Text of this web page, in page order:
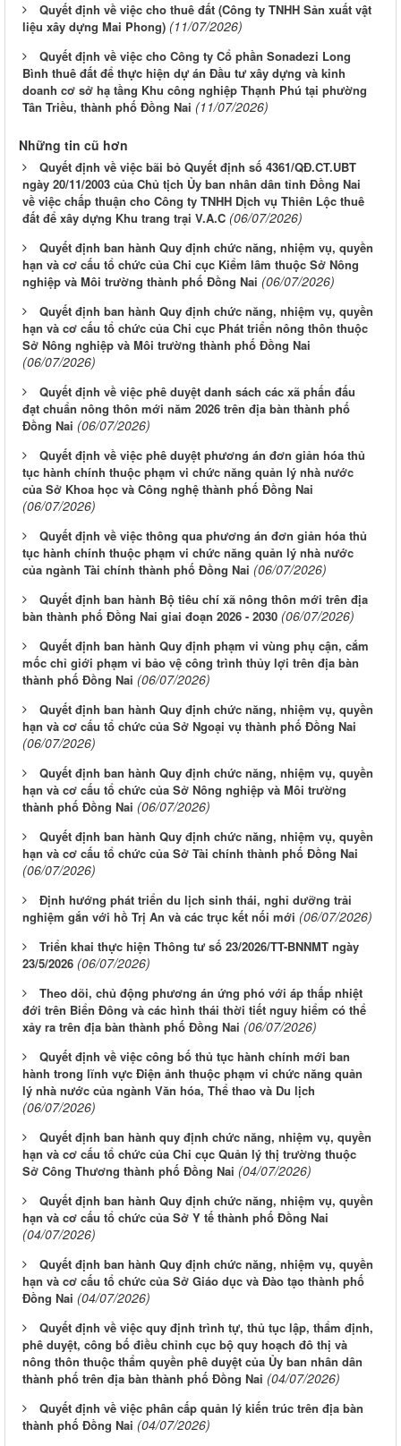
Quyết định về việc cho thuê đất (Công ty TNHH Sản xuất vật
liệu xây dựng Mai Phong) (11/07/2026)
Quyết định về việc cho Công ty Cổ phần Sonadezi Long
Bình thuê đất để thực hiện dự án Đầu tư xây dựng và kinh
doanh cơ sở hạ tầng Khu công nghiệp Thạnh Phú tại phường
Tân Triều, thành phố Đồng Nai (11/07/2026)
Những tin cũ hơn
Quyết định về việc bãi bỏ Quyết định số 4361/QĐ.CT.UBT
ngày 20/11/2003 của Chủ tịch Ủy ban nhân dân tỉnh Đồng Nai
về việc chấp thuận cho Công ty TNHH Dịch vụ Thiên Lộc thuê
đất để xây dựng Khu trang trại V.A.C (06/07/2026)
Quyết định ban hành Quy định chức năng, nhiệm vụ, quyền
hạn và cơ cấu tổ chức của Chi cục Kiểm lâm thuộc Sở Nông
nghiệp và Môi trường thành phố Đồng Nai (06/07/2026)
Quyết định ban hành Quy định chức năng, nhiệm vụ, quyền
hạn và cơ cấu tổ chức của Chi cục Phát triển nông thôn thuộc
Sở Nông nghiệp và Môi trường thành phố Đồng Nai
(06/07/2026)
Quyết định về việc phê duyệt danh sách các xã phấn đấu
đạt chuẩn nông thôn mới năm 2026 trên địa bàn thành phố
Đồng Nai (06/07/2026)
Quyết định về việc phê duyệt phương án đơn giản hóa thủ
tục hành chính thuộc phạm vi chức năng quản lý nhà nước
của Sở Khoa học và Công nghệ thành phố Đồng Nai
(06/07/2026)
Quyết định về việc thông qua phương án đơn giản hóa thủ
tục hành chính thuộc phạm vi chức năng quản lý nhà nước
của ngành Tài chính thành phố Đồng Nai (06/07/2026)
Quyết định ban hành Bộ tiêu chí xã nông thôn mới trên địa
bàn thành phố Đồng Nai giai đoạn 2026 - 2030 (06/07/2026)
Quyết định ban hành Quy định phạm vi vùng phụ cận, cắm
mốc chỉ giới phạm vi bảo vệ công trình thủy lợi trên địa bàn
thành phố Đồng Nai (06/07/2026)
Quyết định ban hành Quy định chức năng, nhiệm vụ, quyền
hạn và cơ cấu tổ chức của Sở Ngoại vụ thành phố Đồng Nai
(06/07/2026)
Quyết định ban hành Quy định chức năng, nhiệm vụ, quyền
hạn và cơ cấu tổ chức của Sở Nông nghiệp và Môi trường
thành phố Đồng Nai (06/07/2026)
Quyết định ban hành Quy định chức năng, nhiệm vụ, quyền
hạn và cơ cấu tổ chức của Sở Tài chính thành phố Đồng Nai
(06/07/2026)
Định hướng phát triển du lịch sinh thái, nghỉ dưỡng trải
nghiệm gắn với hồ Trị An và các trục kết nối mới (06/07/2026)
Triển khai thực hiện Thông tư số 23/2026/TT-BNNMT ngày
23/5/2026 (06/07/2026)
Theo dõi, chủ động phương án ứng phó với áp thấp nhiệt
đới trên Biển Đông và các hình thái thời tiết nguy hiểm có thể
xảy ra trên địa bàn thành phố Đồng Nai (06/07/2026)
Quyết định về việc công bố thủ tục hành chính mới ban
hành trong lĩnh vực Điện ảnh thuộc phạm vi chức năng quản
lý nhà nước của ngành Văn hóa, Thể thao và Du lịch
(06/07/2026)
Quyết định ban hành quy định chức năng, nhiệm vụ, quyền
hạn và cơ cấu tổ chức của Chi cục Quản lý thị trường thuộc
Sở Công Thương thành phố Đồng Nai (04/07/2026)
Quyết định ban hành Quy định chức năng, nhiệm vụ, quyền
hạn và cơ cấu tổ chức của Sở Y tế thành phố Đồng Nai
(04/07/2026)
Quyết định ban hành Quy định chức năng, nhiệm vụ, quyền
hạn và cơ cấu tổ chức của Sở Giáo dục và Đào tạo thành phố
Đồng Nai (04/07/2026)
Quyết định về việc quy định trình tự, thủ tục lập, thẩm định,
phê duyệt, công bố điều chỉnh cục bộ quy hoạch đô thị và
nông thôn thuộc thẩm quyền phê duyệt của Ủy ban nhân dân
thành phố trên địa bàn thành phố Đồng Nai (04/07/2026)
Quyết định về việc phân cấp quản lý kiến trúc trên địa bàn
thành phố Đồng Nai (04/07/2026)